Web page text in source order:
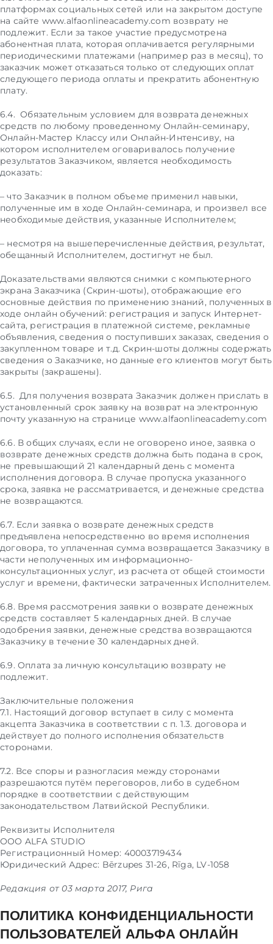
платформах социальных сетей или на закрытом доступе
на сайте www.alfaonlineacademy.com возврату не
подлежит. Если за такое участие предусмотрена
абонентная плата, которая оплачивается регулярными
периодическими платежами (например раз в месяц), то
заказчик может отказаться только от следующих оплат
следующего периода оплаты и прекратить абонентную
плату.
6.4. Обязательным условием для возврата денежных
средств по любому проведенному Онлайн-семинару,
Онлайн-Мастер Классу или Онлайн-Интенсиву, на
котором исполнителем оговаривалось получение
результатов Заказчиком, является необходимость
доказать:
– что Заказчик в полном объеме применил навыки,
полученные им в ходе Онлайн-семинара, и произвел все
необходимые действия, указанные Исполнителем;
– несмотря на вышеперечисленные действия, результат,
обещанный Исполнителем, достигнут не был.
Доказательствами являются снимки с компьютерного
экрана Заказчика (Скрин-шоты), отображающие его
основные действия по применению знаний, полученных в
ходе онлайн обучений: регистрация и запуск Интернет-
сайта, регистрация в платежной системе, рекламные
объявления, сведения о поступивших заказах, сведения о
закупленном товаре и т.д. Скрин-шоты должны содержать
сведения о Заказчике, но данные его клиентов могут быть
закрыты (закрашены).
6.5. Для получения возврата Заказчик должен прислать в
установленный срок заявку на возврат на электронную
почту указанную на странице www.alfaonlineacademy.com
6.6. В общих случаях, если не оговорено иное, заявка о
возврате денежных средств должна быть подана в срок,
не превышающий 21 календарный день с момента
исполнения договора. В случае пропуска указанного
срока, заявка не рассматривается, и денежные средства
не возвращаются.
6.7. Если заявка о возврате денежных средств
предъявлена непосредственно во время исполнения
договора, то уплаченная сумма возвращается Заказчику в
части неполученных им информационно-
консультационных услуг, из расчета от общей стоимости
услуг и времени, фактически затраченных Исполнителем.
6.8. Время рассмотрения заявки о возврате денежных
средств составляет 5 календарных дней. В случае
одобрения заявки, денежные средства возвращаются
Заказчику в течение 30 календарных дней.
6.9. Оплата за личную консультацию возврату не
подлежит.
Заключительные положения
7.1. Настоящий договор вступает в силу с момента
акцепта Заказчика в соответствии с п. 1.3. договора и
действует до полного исполнения обязательств
сторонами.
7.2. Все споры и разногласия между сторонами
разрешаются путём переговоров, либо в судебном
порядке в соответствии с действующим
законодательством Латвийской Республики.
Реквизиты Исполнителя
ООО ALFA STUDIO
Регистрационный Номер: 40003719434
Юридический Адрес: Bērzupes 31-26, Rīga, LV-1058
Редакция от 03 марта 2017, Рига
ПОЛИТИКА КОНФИДЕНЦИАЛЬНОСТИ
ПОЛЬЗОВАТЕЛЕЙ АЛЬФА ОНЛАЙН